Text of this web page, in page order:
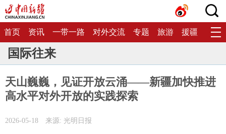
首页 资讯 一带一路 对外交流 专题 旅游 援疆 生态
国际往来
天山巍巍，见证开放云涌——新疆加快推进
高水平对外开放的实践探索
2026-05-18 来源: 光明日报